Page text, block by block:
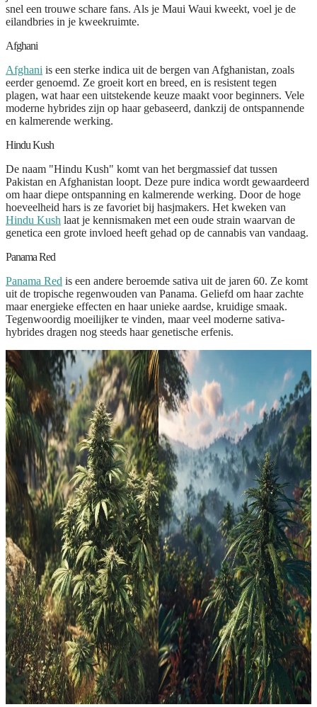
snel een trouwe schare fans. Als je Maui Waui kweekt, voel je de
eilandbries in je kweekruimte.
Afghani
Afghani is een sterke indica uit de bergen van Afghanistan, zoals
eerder genoemd. Ze groeit kort en breed, en is resistent tegen
plagen, wat haar een uitstekende keuze maakt voor beginners. Vele
moderne hybrides zijn op haar gebaseerd, dankzij de ontspannende
en kalmerende werking.
Hindu Kush
De naam "Hindu Kush" komt van het bergmassief dat tussen
Pakistan en Afghanistan loopt. Deze pure indica wordt gewaardeerd
om haar diepe ontspanning en kalmerende werking. Door de hoge
hoeveelheid hars is ze favoriet bij hasjmakers. Het kweken van
Hindu Kush laat je kennismaken met een oude strain waarvan de
genetica een grote invloed heeft gehad op de cannabis van vandaag.
Panama Red
Panama Red is een andere beroemde sativa uit de jaren 60. Ze komt
uit de tropische regenwouden van Panama. Geliefd om haar zachte
maar energieke effecten en haar unieke aardse, kruidige smaak.
Tegenwoordig moeilijker te vinden, maar veel moderne sativa-
hybrides dragen nog steeds haar genetische erfenis.